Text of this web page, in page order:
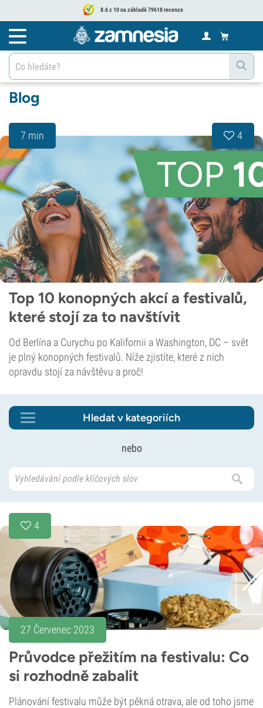
8.6 z 10 na základě 79618 recenze
Blog
7 min 4
Top 10 konopných akcí a festivalů,
které stojí za to navštívit
Od Berlína a Curychu po Kalifornii a Washington, DC – svět
je plný konopných festivalů. Níže zjistíte, které z nich
opravdu stojí za návštěvu a proč!
Hledat v kategoriích
nebo
4
27 Červenec 2023
Průvodce přežitím na festivalu: Co
si rozhodně zabalit
Plánování festivalu může být pěkná otrava, ale od toho jsme